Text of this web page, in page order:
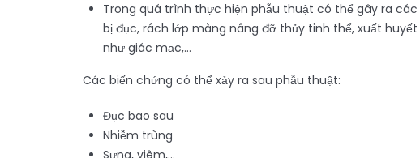
Trong quá trình thực hiện phẫu thuật có thể gây ra
bị đục, rách lớp màng nâng đỡ thủy tinh thể, xuất
như giác mạc,…
Các biến chứng có thể xảy ra sau phẫu thuật:
Đục bao sau
Nhiễm trùng
Sưng, viêm,…